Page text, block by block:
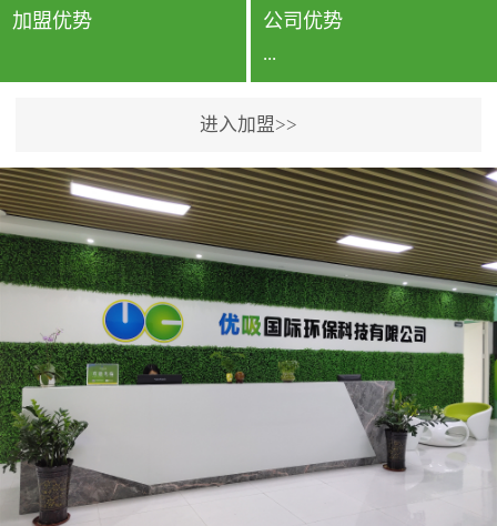
加盟优势 公司优势
...
专利保护优势、双甲资质
企业（“室内环境净化治理
甲级施工资质”“室内环境
污染治理资质等级证
书”）、拥有多名高级《环
境工程高级工程师》室内
空气治理资格认证的治理
人员、掌握室内空气净化
治理实用技术和五项专利
技术、八项计算机软件著
作权登记证书等。研发实
进入加盟>>